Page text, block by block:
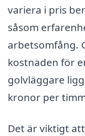
variera i pris
såsom
arbetsomfång.
kostnaden för
golvläggare
kronor per
Det är viktigt